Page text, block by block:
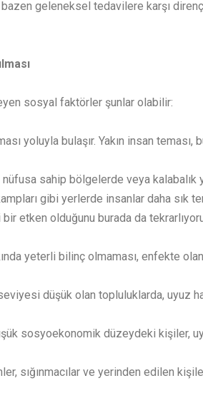
geleneksel tedavilere karşı
sosyal faktörler şunlar olabilir:
yoluyla bulaşır. Yakın insan
nüfusa sahip bölgelerde veya kalabalık
gibi yerlerde insanlar daha
etken olduğunu burada da
yeterli bilinç olmaması, enfekte
düşük olan topluluklarda, uyuz
sosyoekonomik düzeydeki kişiler,
sığınmacılar ve yerinden edilen